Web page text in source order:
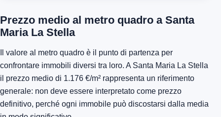
Prezzo medio al metro quadro a Santa
Maria La Stella
Il valore al metro quadro è il punto di partenza per
confrontare immobili diversi tra loro. A Santa Maria La Stella
il prezzo medio di 1.176 €/m² rappresenta un riferimento
generale: non deve essere interpretato come prezzo
definitivo, perché ogni immobile può discostarsi dalla media